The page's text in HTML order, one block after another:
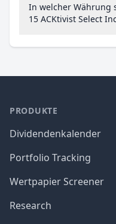
In welcher Währung
15 ACKtivist Select
PRODUKTE
Dividendenkalender
Portfolio Tracking
Wertpapier Screener
Research